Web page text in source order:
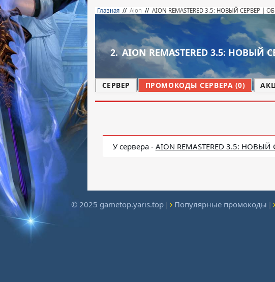
Главная // Aion // AION REMASTERED 3.5: НОВЫЙ СЕРВЕР |
2. AION REMASTERED 3.5: НОВЫЙ
СЕРВЕР ПРОМОКОДЫ СЕРВЕРА (0)
У сервера - AION REMASTERED 3.5:
© 2025 gametop.yaris.top | Популярные промокоды |